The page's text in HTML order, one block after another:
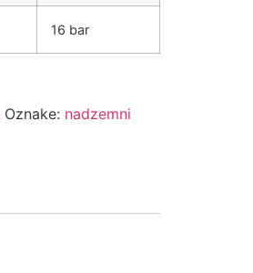
16 bar
Oznake: nadzemni